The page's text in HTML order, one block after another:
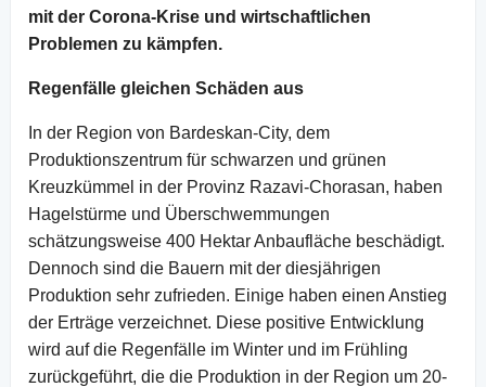
mit der Corona-Krise und wirtschaftlichen
Problemen zu kämpfen.
Regenfälle gleichen Schäden aus
In der Region von Bardeskan-City, dem
Produktionszentrum für schwarzen und grünen
Kreuzkümmel in der Provinz Razavi-Chorasan, haben
Hagelstürme und Überschwemmungen
schätzungsweise 400 Hektar Anbaufläche beschädigt.
Dennoch sind die Bauern mit der diesjährigen
Produktion sehr zufrieden. Einige haben einen Anstieg
der Erträge verzeichnet. Diese positive Entwicklung
wird auf die Regenfälle im Winter und im Frühling
zurückgeführt, die die Produktion in der Region um 20-